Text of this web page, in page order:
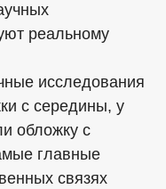
реальному
исследования
с середины, у
обложку с
главные
связях